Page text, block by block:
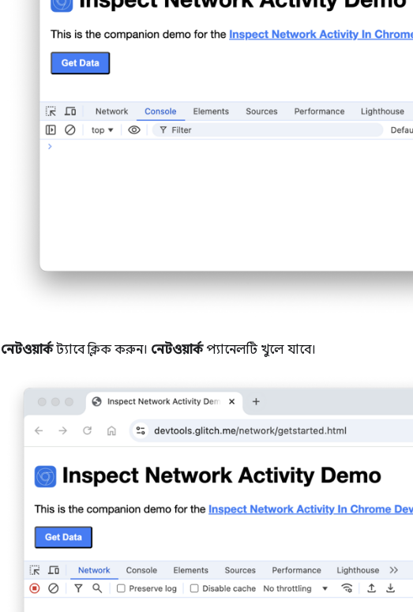
নেটওয়ার্কট্যাবে ক্লিক করুন। নেটওয়ার্কপ্যানেলটি খুলে যাবে।